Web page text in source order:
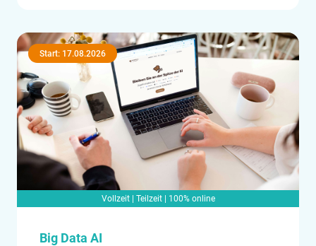
Start: 17.08.2026
Vollzeit | Teilzeit | 100% online
Big Data AI